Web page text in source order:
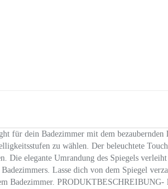
für dein Badezimmer mit dem
zu wählen. Der beleuchtete
Die elegante Umrandung des Spiegels
Lasse dich von dem Spiegel
Badezimmer.